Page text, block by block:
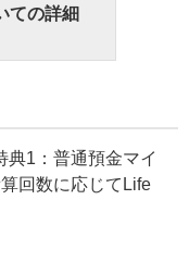
ての詳細
典1：普通預金マイ
回数に応じてLife